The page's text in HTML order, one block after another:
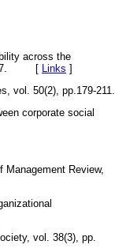
across the
57. [ Links ]
vol. 50(2), pp.179-211.
corporate social
Review,
vol. 38(3), pp.